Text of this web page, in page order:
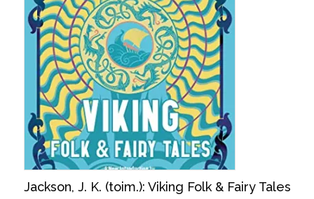
Jackson, J. K. (toim.): Viking Folk & Fairy Tales